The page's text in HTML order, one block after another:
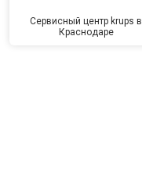
Сервисный центр krups в
Краснодаре